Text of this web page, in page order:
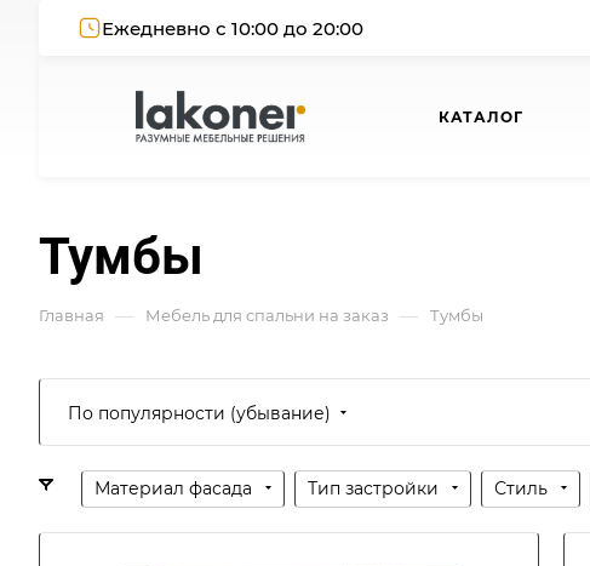
Ежедневно с 10:00 до 20:00
КАТАЛОГ
Тумбы
Главная — Мебель для спальни на заказ — Тумбы
По популярности (убывание)
Материал фасада Тип застройки Стиль